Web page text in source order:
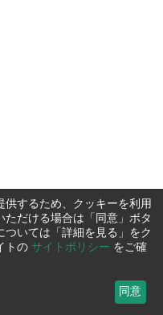
するため、クッキーを利用
ただける場合は「同意」ボタ
ついては「詳細を見る」をク
トの サイトポリシー をご確
同意